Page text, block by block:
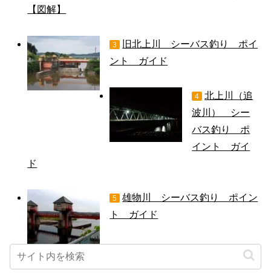
【図解】
3
旧北上川 シーバス釣り ポイ
ント ガイド
4
北上川（追
波川） シー
バス釣り ポ
イント ガイ
ド
5
雄物川 シーバス釣り ポイン
ト ガイド